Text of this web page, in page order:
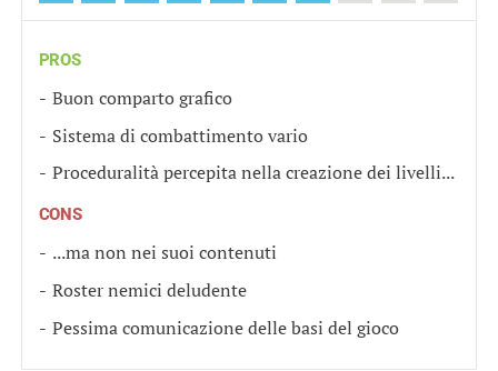
PROS
Buon comparto grafico
Sistema di combattimento vario
Proceduralità percepita nella creazione dei livelli...
CONS
...ma non nei suoi contenuti
Roster nemici deludente
Pessima comunicazione delle basi del gioco